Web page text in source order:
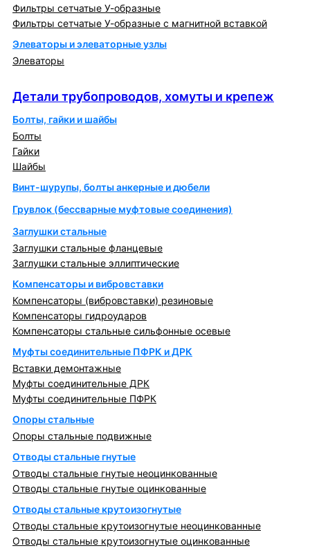
Фильтры сетчатые У-образные
Фильтры сетчатые У-образные с магнитной вставкой
Элеваторы и элеваторные узлы
Элеваторы
Детали трубопроводов, хомуты и крепеж
Болты, гайки и шайбы
Болты
Гайки
Шайбы
Винт-шурупы, болты анкерные и дюбели
Грувлок (бессварные муфтовые соединения)
Заглушки стальные
Заглушки стальные фланцевые
Заглушки стальные эллиптические
Компенсаторы и вибровставки
Компенсаторы (вибровставки) резиновые
Компенсаторы гидроударов
Компенсаторы стальные сильфонные осевые
Муфты соединительные ПФРК и ДРК
Вставки демонтажные
Муфты соединительные ДРК
Муфты соединительные ПФРК
Опоры стальные
Опоры стальные подвижные
Отводы стальные гнутые
Отводы стальные гнутые неоцинкованные
Отводы стальные гнутые оцинкованные
Отводы стальные крутоизогнутые
Отводы стальные крутоизогнутые неоцинкованные
Отводы стальные крутоизогнутые оцинкованные